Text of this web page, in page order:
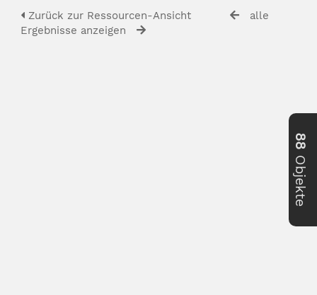
Zurück zur Ressourcen-Ansicht
alle
Ergebnisse anzeigen
88
Objekte